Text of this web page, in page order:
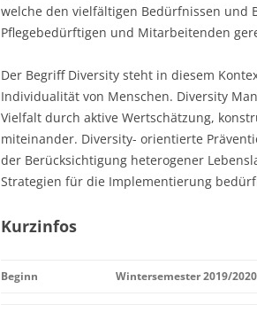
welche den vielfältigen Bedürfnissen und
Pflegebedürftigen und Mitarbeitenden
Der Begriff Diversity steht in diesem
Individualität von Menschen. Diversity
Vielfalt durch aktive Wertschätzung,
miteinander. Diversity- orientierte
der Berücksichtigung heterogener
Strategien für die Implementierung
Kurzinfos
Beginn Wintersemester 2019/2020